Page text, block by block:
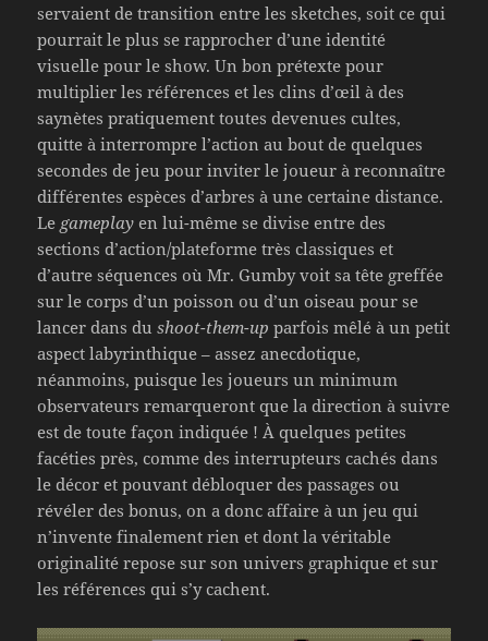
servaient de transition entre les sketches, soit ce qui
pourrait le plus se rapprocher d’une identité
visuelle pour le show. Un bon prétexte pour
multiplier les références et les clins d’œil à des
saynètes pratiquement toutes devenues cultes,
quitte à interrompre l’action au bout de quelques
secondes de jeu pour inviter le joueur à reconnaître
différentes espèces d’arbres à une certaine distance.
Le gameplay en lui-même se divise entre des
sections d’action/plateforme très classiques et
d’autre séquences où Mr. Gumby voit sa tête greffée
sur le corps d’un poisson ou d’un oiseau pour se
lancer dans dushoot-them-up parfois mêlé à un petit
aspect labyrinthique – assez anecdotique,
néanmoins, puisque les joueurs un minimum
observateurs remarqueront que la direction à suivre
est de toute façon indiquée ! À quelques petites
facéties près, comme des interrupteurs cachés dans
le décor et pouvant débloquer des passages ou
révéler des bonus, on a donc affaire à un jeu qui
n’invente finalement rien et dont la véritable
originalité repose sur son univers graphique et sur
les références qui s’y cachent.